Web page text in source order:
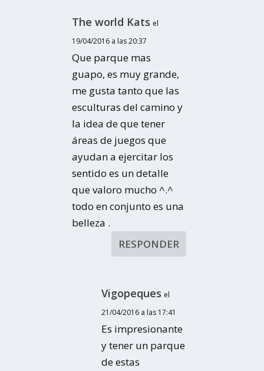
The world Kats el
19/04/2016 a las 20:37
Que parque mas
guapo, es muy grande,
me gusta tanto que las
esculturas del camino y
la idea de que tener
áreas de juegos que
ayudan a ejercitar los
sentido es un detalle
que valoro mucho ^.^
todo en conjunto es una
belleza .
RESPONDER
Vigopeques el
21/04/2016 a las 17:41
Es impresionante
y tener un parque
de estas